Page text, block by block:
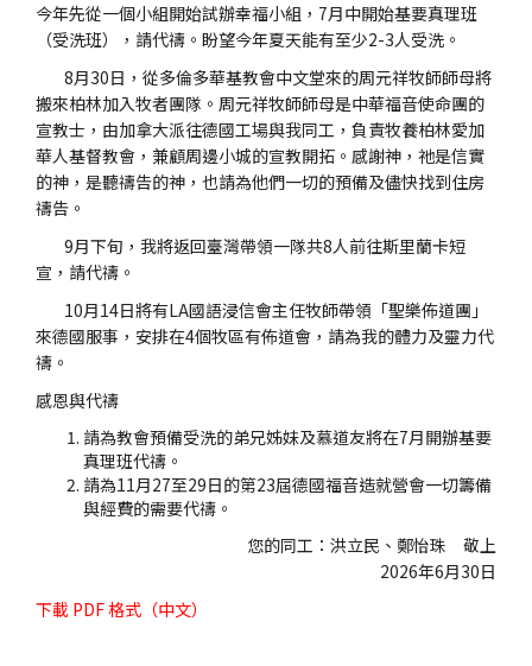
今年先從一個小組開始試辦幸福小組，7月中開始基要真理班
（受洗班），請代禱。盼望今年夏天能有至少2-3人受洗。
8月30日，從多倫多華基教會中文堂來的周元祥牧師師母將
搬來柏林加入牧者團隊。周元祥牧師師母是中華福音使命團的
宣教士，由加拿大派往德國工場與我同工，負責牧養柏林愛加
華人基督教會，兼顧周邊小城的宣教開拓。感謝神，祂是信實
的神，是聽禱告的神，也請為他們一切的預備及儘快找到住房
禱告。
9月下旬，我將返回臺灣帶領一隊共8人前往斯里蘭卡短
宣，請代禱。
10月14日將有LA國語浸信會主任牧師帶領「聖樂佈道團」
來德國服事，安排在4個牧區有佈道會，請為我的體力及靈力代
禱。
感恩與代禱
請為教會預備受洗的弟兄姊妹及慕道友將在7月開辦基要
真理班代禱。
請為11月27至29日的第23屆德國福音造就營會一切籌備
與經費的需要代禱。
您的同工：洪立民、鄭怡珠 敬上
2026年6月30日
下載 PDF 格式（中文）